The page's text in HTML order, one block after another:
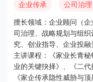
企业传承 公司治理
擅长领域：企业顾问（
司治理、战略规划与组
究、创业指导、企业投融
主讲课程：《家业长青
业的关键抉择》、《二代
《家企传承隐性威胁与